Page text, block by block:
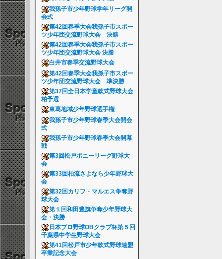
我孫子市少年野球学年リーグ開
会式
第42回春季大会我孫子市スポー
ツ少年団交流野球大会 決勝
第42回春季大会我孫子市スポー
ツ少年団交流野球大会 決勝
白井市春季交流野球大会
第42回春季大会我孫子市スポー
ツ少年団交流野球大会 準決勝
第37回全日本学童軟式野球大会
柏予選
東葛地域少年野球選手権
我孫子市少年野球春季大会開会
式
我孫子市少年野球春季大会開幕
戦
第3回松戸ポニーリーグ野球大
会
第33回柏流さよなら少年野球大
会
第32回カリフ・マルエス争奪野
球大会
第１回和田豊旗争奪少年野球大
会・決勝
日本プロ野球OBクラブ杯第５回
千葉県中学生野球大会
第41回松戸市少年軟式野球連盟
卒業記念大会